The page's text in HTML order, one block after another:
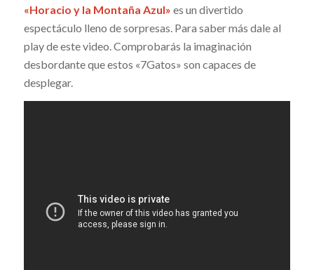
«Horacio y la Montaña Azul» es un divertido
espectáculo lleno de sorpresas. Para saber más dale al
play de este video. Comprobarás la imaginación
desbordante que estos «7Gatos» son capaces de
desplegar.